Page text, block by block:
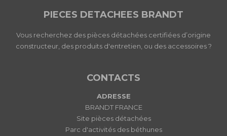
PIECES DETACHEES BRANDT
Vous recherchez des pièces détachées certifiées d’origine
constructeur, des produits d'entretien, ou des accessoires ?
CONTACTS
ADRESSE
BRANDT FRANCE
Site pièces détachées
Parc d'activités des béthunes